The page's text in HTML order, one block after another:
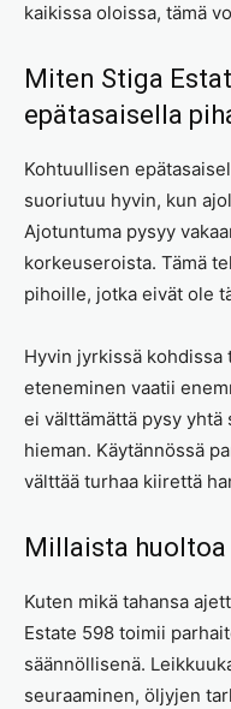
kaikissa oloissa, tämä
Miten Stiga
epätasaisella
Kohtuullisen
suoriutuu hyvin, kun
Ajotuntuma pysyy
korkeuseroista. Tämä
pihoille, jotka eivät ole
Hyvin jyrkissä
eteneminen vaatii
ei välttämättä pysy yhtä
hieman. Käytännössä
välttää turhaa kiirettä
Millaista
Kuten mikä tahansa
Estate 598 toimii
säännöllisenä.
seuraaminen, öljyjen